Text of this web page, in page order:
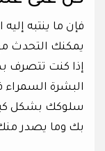
فإن ما ينتبه
يمكنك التحدث
إذا كنت تتصرف
البشرة
سلوكك بشكل
بك وما يصدر منك